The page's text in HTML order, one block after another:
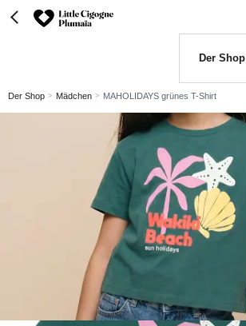
Der Shop
Der Shop Mädchen MAHOLIDAYS grünes T-Shirt